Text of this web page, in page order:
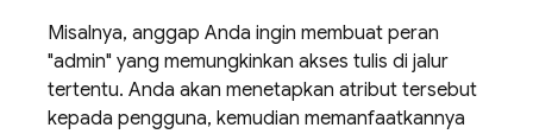
Misalnya, anggap Anda ingin membuat peran
"admin" yang memungkinkan akses tulis di jalur
tertentu. Anda akan menetapkan atribut tersebut
kepada pengguna, kemudian memanfaatkannya